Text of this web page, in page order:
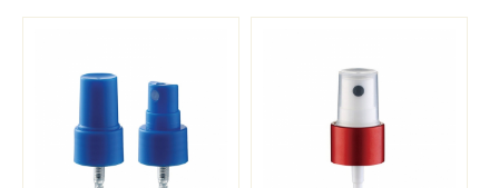
AS-Klarsichtkappe